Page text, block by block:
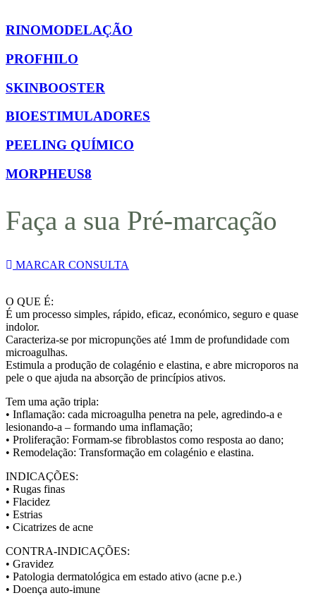
RINOMODELAÇÃO
PROFHILO
SKINBOOSTER
BIOESTIMULADORES
PEELING QUÍMICO
MORPHEUS8
Faça a sua Pré-marcação
MARCAR CONSULTA
O QUE É:
É um processo simples, rápido, eficaz, económico, seguro e quase
indolor.
Caracteriza-se por micropunções até 1mm de profundidade com
microagulhas.
Estimula a produção de colagénio e elastina, e abre microporos na
pele o que ajuda na absorção de princípios ativos.
Tem uma ação tripla:
• Inflamação: cada microagulha penetra na pele, agredindo-a e
lesionando-a – formando uma inflamação;
• Proliferação: Formam-se fibroblastos como resposta ao dano;
• Remodelação: Transformação em colagénio e elastina.
INDICAÇÕES:
• Rugas finas
• Flacidez
• Estrias
• Cicatrizes de acne
CONTRA-INDICAÇÕES:
• Gravidez
• Patologia dermatológica em estado ativo (acne p.e.)
• Doença auto-imune